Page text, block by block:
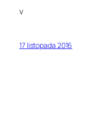
v
17 listopada 2016